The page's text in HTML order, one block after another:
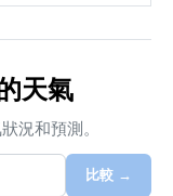
天氣
況和預測。
比較 →